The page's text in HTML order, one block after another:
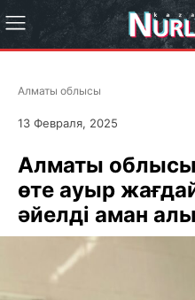
Алматы облысы
13 Февраля, 2025
Алматы
өте ауыр
әйелді аман